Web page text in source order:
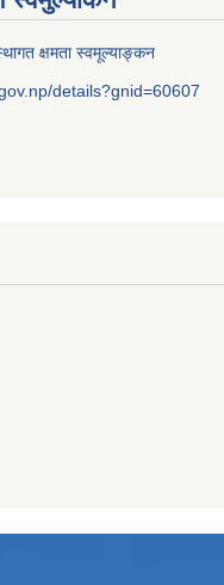
क्षमता स्वमूल्याङ्कन
details?gnid=60607